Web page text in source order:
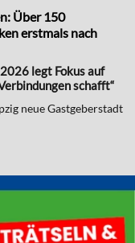
Über 150
erstmals nach
legt Fokus auf
schafft“
neue Gastgeberstadt